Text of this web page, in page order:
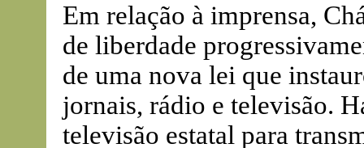
Em relação à imprensa,
de liberdade
de uma nova lei que
jornais, rádio e televisão.
televisão estatal para